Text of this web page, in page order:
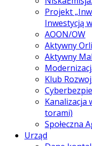
Projekt
Inwestycją
AOON/OW
Aktywny
Aktywny
Klub
Kanalizacja
torami)
Społeczna
Urząd